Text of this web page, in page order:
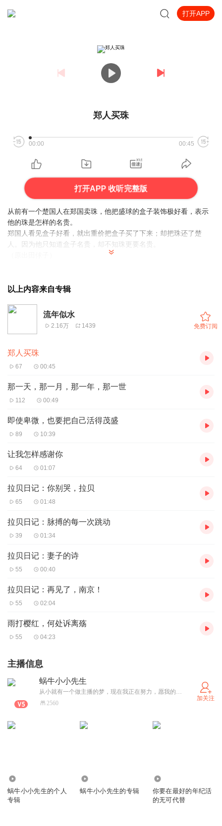
打开APP
郑人买珠
00:00 00:45
打开APP 收听完整版
从前有一个楚国人在郑国卖珠，他把盛球的盒子装饰极好看，表示
他的珠是怎样的名贵。
郑国人看见盒子好看，就出重价把盒子买了下来；却把珠还了楚
人。因为他只知道盒子名贵，却不知珠更要名贵。
以上内容来自专辑
流年似水
2.16万 1439 免费订阅
郑人买珠
67 00:45
那一天，那一月，那一年，那一世
112 00:49
即使卑微，也要把自己活得茂盛
89 10:39
让我怎样感谢你
64 01:07
拉贝日记：你别哭，拉贝
65 01:48
拉贝日记：脉搏的每一次跳动
39 01:34
拉贝日记：妻子的诗
55 00:40
拉贝日记：再见了，南京！
55 02:04
雨打樱红，何处诉离殇
55 04:23
主播信息
蜗牛小小先生
从小就有一个做主播的梦，现在我正在努力，愿我的声音能带给你更多的快乐。
2560
加关注
蜗牛小小先生的个人
专辑
蜗牛小小先生的专辑
你要在最好的年纪活
的无可代替